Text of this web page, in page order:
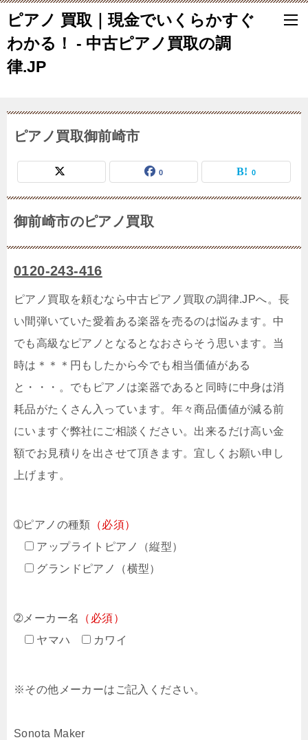
ピアノ 買取｜現金でいくらかすぐ
わかる！ - 中古ピアノ買取の調
律.JP
ピアノ買取御前崎市
0 0
御前崎市のピアノ買取
0120-243-416
ピアノ買取を頼むなら中古ピアノ買取の調律.JPへ。長
い間弾いていた愛着ある楽器を売るのは悩みます。中
でも高級なピアノとなるとなおさらそう思います。当
時は＊＊＊円もしたから今でも相当価値がある
と・・・。でもピアノは楽器であると同時に中身は消
耗品がたくさん入っています。年々商品価値が減る前
にいますぐ弊社にご相談ください。出来るだけ高い金
額でお見積りを出させて頂きます。宜しくお願い申し
上げます。
➀ピアノの種類 （必須）
アップライトピアノ（縦型）
グランドピアノ（横型）
➁メーカー名
（必須）
ヤマハ
カワイ
※その他メーカーはご記入ください。
Sonota Maker